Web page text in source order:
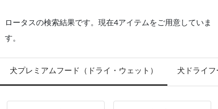
ロータスの検索結果です。現在4アイテムをご用意していま
す。
犬プレミアムフード（ドライ・ウェット） 犬ドライフ